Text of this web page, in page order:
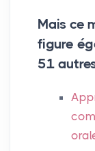
Mais ce
figure
51